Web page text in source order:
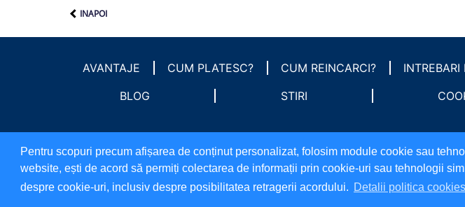
Pentru scopuri precum afișarea de conținut personalizat, folosim module cookie sau
website, ești de acord să permiți colectarea de informații prin cookie-uri sau tehnologii
despre cookie-uri, inclusiv despre posibilitatea retragerii acordului. Detalii politica cookies
INAPOI
AVANTAJE CUM PLATESC? CUM REINCARCI? INTREBARI
BLOG
STIRI
All rights reserved. ©